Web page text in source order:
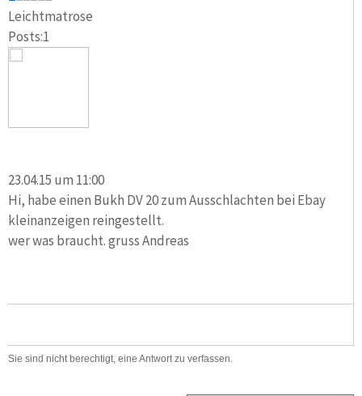
Leichtmatrose
Posts:1
23.04.15 um 11:00
Hi, habe einen Bukh DV 20 zum Ausschlachten bei Ebay
kleinanzeigen reingestellt.
wer was braucht. gruss Andreas
Sie sind nicht berechtigt, eine Antwort zu verfassen.